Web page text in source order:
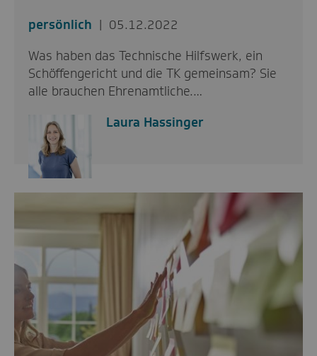
persönlich
05.12.2022
Was haben das Technische Hilfswerk, ein
Schöffengericht und die TK gemeinsam? Sie
alle brauchen Ehrenamtliche.…
Laura Hassinger